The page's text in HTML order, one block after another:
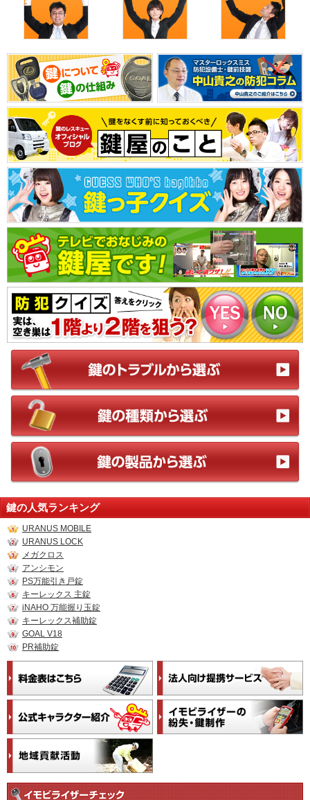
鍵の人気ランキング
URANUS MOBILE
URANUS LOCK
メガクロス
アンシモン
PS万能引き戸錠
キーレックス 主錠
iNAHO 万能握り玉錠
キーレックス補助錠
GOAL V18
PR補助錠